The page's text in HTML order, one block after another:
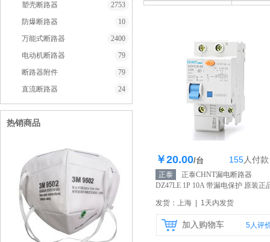
库存112个
￥20.00/台 155人付款
正泰
正泰CHNT漏电断路器
DZ47LE 1P 10A 带漏电保护 原装正
发货：上海 | 1天内发货
加入购物车 5人评
塑壳断路器
2753
防爆断路器
10
万能式断路器
2400
电动机断路器
79
断路器附件
79
直流断路器
24
热销商品